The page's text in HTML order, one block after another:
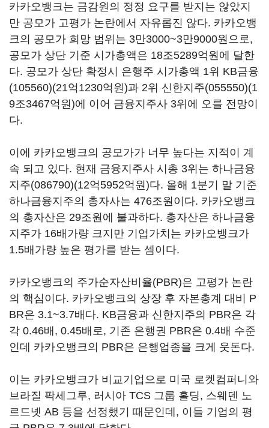
카카오뱅크는 금감원의 정정 요구를 받지는 않았지
만 공모가 고평가 논란에서 자유롭진 않다. 카카오뱅
크의 공모가 희망 범위는 3만3000~3만9000원으로,
공모가 상단 기준 시가총액은 18조5289억원에 달한
다. 공모가 상단 확정시 은행주 시가총액 1위 KB금융
(105560)(21억1230억원)과 2위 신한지주(055550)(1
9조3467억원)에 이어 금융지주사 3위에 오를 전망이
다.
이에 카카오뱅크의 공모가가 너무 높다는 지적이 계
속 되고 있다. 현재 금융지주사 시총 3위는 하나금융
지주(086790)(12억5952억원)다. 올해 1분기 말 기준
하나금융지주의 총자사는 476조원이다. 카카오뱅크
의 총자산은 29조원에 불과하다. 총자산은 하나금융
지주가 16배가량 크지만 기업가치는 카카오뱅크가
1.5배가량 높은 평가를 받는 셈이다.
카카오뱅크의 주가순자산비율(PBR)은 고평가 논란
의 핵심이다. 카카오뱅크의 상장 후 자본총계 대비 P
BR은 3.1~3.7배다. KB금융과 신한지주의 PBR은 각
각 0.46배, 0.45배로, 기존 은행권 PBR은 0.4배 수준
인데 카카오뱅크의 PBR은 은행업종을 크게 웃돈다.
이는 카카오뱅크가 비교기업으로 미국 로켓컴퍼니와
브라질 팍세그루, 러시아 TCS 그룹 홀딩, 스웨덴 노
르드넷 AB 등을 선정했기 때문인데, 이들 기업의 평